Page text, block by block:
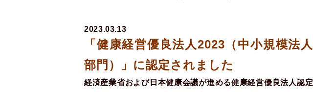
「健康経営優良法人2023（中小規模法人
部門）」に認定されました
2023.03.13
経済産業省および日本健康会議が進める健康経営優良法人認定